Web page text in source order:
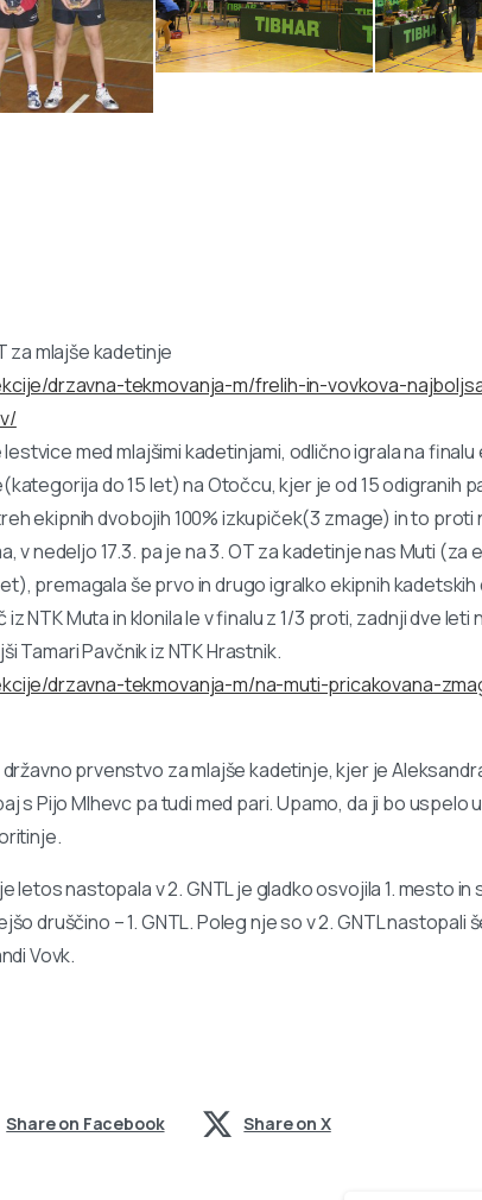
za mlajše kadetinje
drzavna-tekmovanja-m/frelih-in-vovkova-
med mlajšimi kadetinjami, odlično igrala na
do 15 let) na Otočcu, kjer je od 15 odigranih
ekipnih dvobojih 100% izkupiček(3 zmage) in to proti
v nedeljo 17.3. pa je na 3. OT za kadetinje nas Muti (za
premagala še prvo in drugo igralko ekipnih kadetskih
iz NTK Muta in klonila le v finalu z 1/3 proti, zadnji dve leti
Tamari Pavčnik iz NTK Hrastnik.
drzavna-tekmovanja-m/na-muti-pricakovana-
prvenstvo za mlajše kadetinje, kjer je
s Pijo MIhevc pa tudi med pari. Upamo, da ji bo uspelo
letos nastopala v 2. GNTL je gladko osvojila 1. mesto in
druščino – 1. GNTL. Poleg nje so v 2. GNTL nastopali
Vovk.
Share on Facebook Share on X